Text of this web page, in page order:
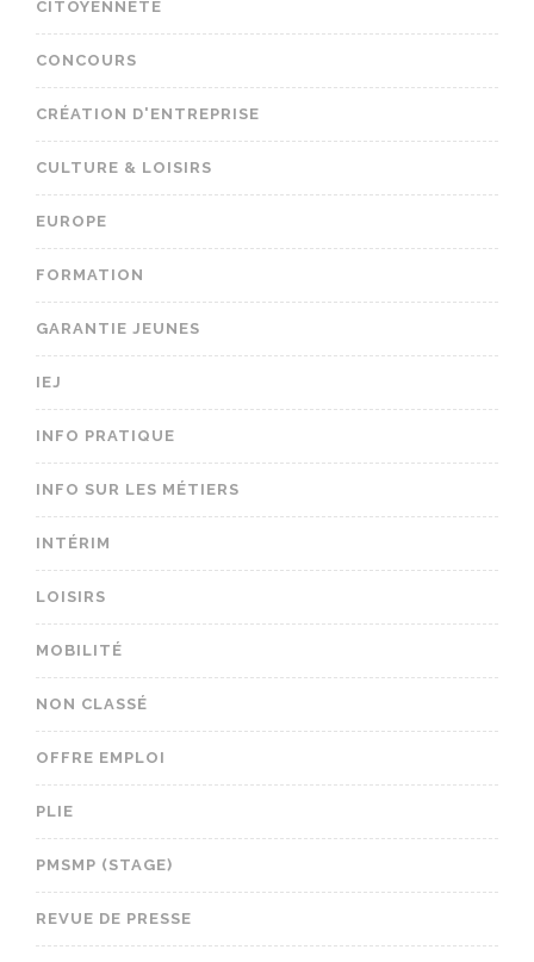
CITOYENNETÉ
CONCOURS
CRÉATION D'ENTREPRISE
CULTURE & LOISIRS
EUROPE
FORMATION
GARANTIE JEUNES
IEJ
INFO PRATIQUE
INFO SUR LES MÉTIERS
INTÉRIM
LOISIRS
MOBILITÉ
NON CLASSÉ
OFFRE EMPLOI
PLIE
PMSMP (STAGE)
REVUE DE PRESSE